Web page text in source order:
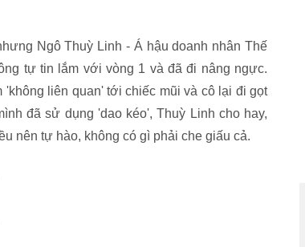
Ngô Thuỳ Linh - Á hậu doanh nhân Thế
tự tin lắm với vòng 1 và đã đi nâng ngực.
'không liên quan' tới chiếc mũi và cô lại đi gọt
đã sử dụng 'dao kéo', Thuỳ Linh cho hay,
nên tự hào, không có gì phải che giấu cả.